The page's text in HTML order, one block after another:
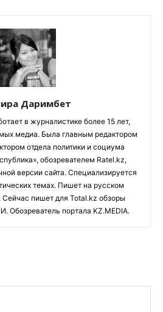
Даримбет
в журналистике более 15 лет,
медиа. Была главным редактором
отдела политики и социума
обозревателем Ratel.kz,
версии сайта. Специализируется
темах. Пишет на русском
Сейчас пишет для Total.kz обзоры
Обозреватель портала KZ.MEDIA.